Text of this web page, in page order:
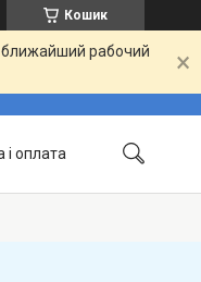
Кошик
ближайший рабочий
і оплата